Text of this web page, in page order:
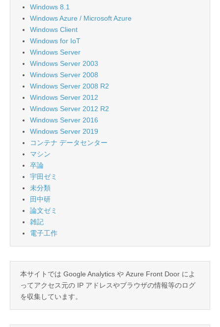
Windows 8.1
Windows Azure / Microsoft Azure
Windows Client
Windows for IoT
Windows Server
Windows Server 2003
Windows Server 2008
Windows Server 2008 R2
Windows Server 2012
Windows Server 2012 R2
Windows Server 2016
Windows Server 2019
コンテナ データセンター
マシン
卒論
宇田ゼミ
未分類
田中研
論文ゼミ
雑記
電子工作
本サイトでは Google Analytics や Azure Front Door によ
ってアクセス元の IP アドレスやブラウザの情報等のログ
を収集しています。